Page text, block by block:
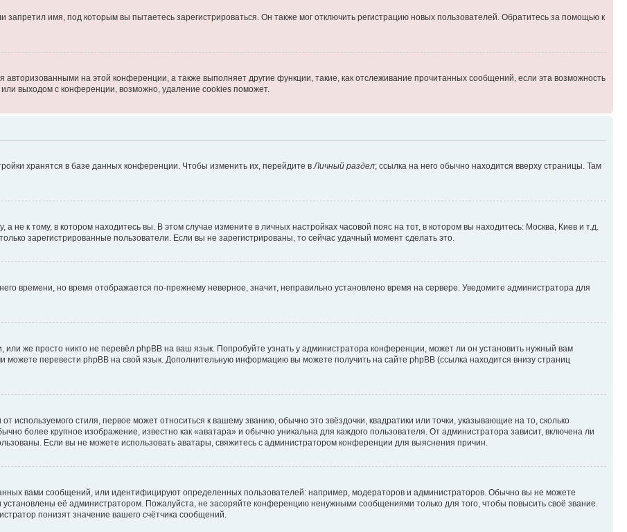
имя, под которым вы пытаетесь зарегистрироваться. Он также мог отключить регистрацию новых пользователей. Обратитесь за помощью к
на этой конференции, а также выполняет другие функции, такие, как отслеживание прочитанных сообщений, если эта возможность
выходом с конференции, возможно, удаление cookies поможет.
хранятся в базе данных конференции. Чтобы изменить их, перейдите в Личный раздел; ссылка на него обычно находится вверху страницы. Там
не к тому, в котором находитесь вы. В этом случае измените в личных настройках часовой пояс на тот, в котором вы находитесь: Москва, Киев и т.д.
зарегистрированные пользователи. Если вы не зарегистрированы, то сейчас удачный момент сделать это.
времени, но время отображается по-прежнему неверное, значит, неправильно установлено время на сервере. Уведомите администратора для
же просто никто не перевёл phpBB на ваш язык. Попробуйте узнать у администратора конференции, может ли он установить нужный вам
можете перевести phpBB на свой язык. Дополнительную информацию вы можете получить на сайте phpBB (ссылка находится внизу страниц
используемого стиля, первое может относиться к вашему званию, обычно это звёздочки, квадратики или точки, указывающие на то, сколько
более крупное изображение, известно как «аватара» и обычно уникальна для каждого пользователя. От администратора зависит, включена ли
Если вы не можете использовать аватары, свяжитесь с администратором конференции для выяснения причин.
вами сообщений, или идентифицируют определенных пользователей: например, модераторов и администраторов. Обычно вы не можете
её администратором. Пожалуйста, не засоряйте конференцию ненужными сообщениями только для того, чтобы повысить своё звание.
понизят значение вашего счётчика сообщений.